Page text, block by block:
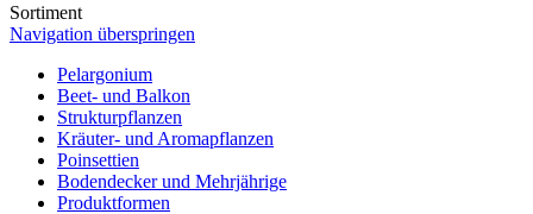
Sortiment
Navigation überspringen
Pelargonium
Beet- und Balkon
Strukturpflanzen
Kräuter- und Aromapflanzen
Poinsettien
Bodendecker und Mehrjährige
Produktformen